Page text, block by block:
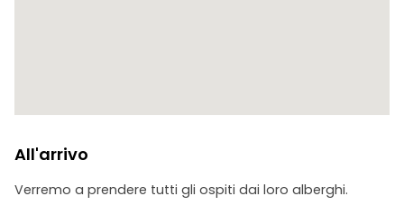
All'arrivo
Verremo a prendere tutti gli ospiti dai loro alberghi.